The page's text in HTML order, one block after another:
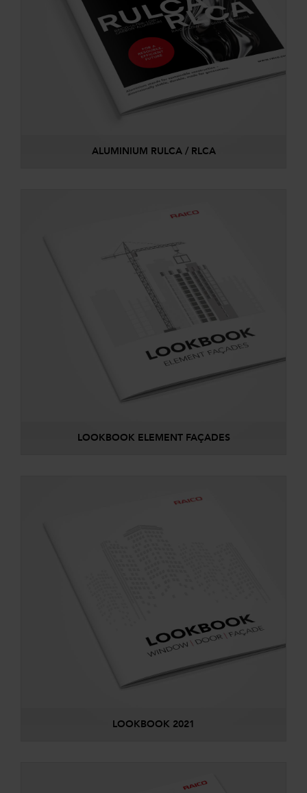
ALUMINIUM RULCA / RLCA
LOOKBOOK ELEMENT FAÇADES
LOOKBOOK 2021